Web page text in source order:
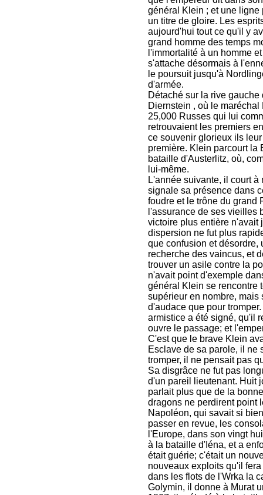
général Klein ; et une
un titre de gloire. Les
aujourd'hui tout ce qu'il y
grand homme des temps
l'immortalité à un homme
s'attache désormais à
le poursuit jusqu'à
d'armée.
Détaché sur la rive
Diernstein , où le
25,000 Russes qui lui
retrouvaient les premiers
ce souvenir glorieux ils
première. Klein parcourt la
bataille d'Austerlitz, où,
lui-même.
L'année suivante, il court
signale sa présence dans
foudre et le trône du grand
l'assurance de ses vieilles
victoire plus entière n'avait
dispersion ne fut plus
que confusion et désordre,
recherche des vaincus, et
trouver un asile contre la
n'avait point d'exemple
général Klein se rencontre
supérieur en nombre,
d'audace que pour
armistice a été signé, qu'il
ouvre le passage; et
C'est que le brave Klein
Esclave de sa parole, il ne
tromper, il ne pensait pas
Sa disgrâce ne fut pas
d'un pareil lieutenant. Huit
parlait plus que de la
dragons ne perdirent point
Napoléon, qui savait si
passer en revue, les
l'Europe, dans son vingt
à la bataille d'Iéna, et a
était guérie; c'était un
nouveaux exploits qu'il
dans les flots de l'Wrka la
Golymin, il donne à Murat